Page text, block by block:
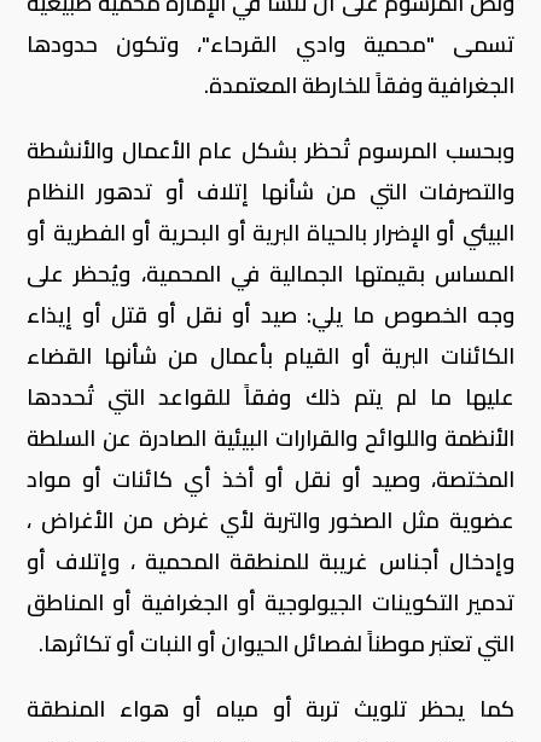
تسمى "محمية وادي القرحاء"، وتكون حدودها
الجغرافية وفقاً للخارطة المعتمدة.
وبحسب المرسوم تُحظر بشكل عام الأعمال والأنشطة
والتصرفات التي من شأنها إتلاف أو تدهور النظام
البيئي أو الإضرار بالحياة البرية أو البحرية أو الفطرية أو
المساس بقيمتها الجمالية في المحمية، ويُحظر على
وجه الخصوص ما يلي: صيد أو نقل أو قتل أو إيذاء
الكائنات البرية أو القيام بأعمال من شأنها القضاء
عليها ما لم يتم ذلك وفقاً للقواعد التي تُحددها
الأنظمة واللوائح والقرارات البيئية الصادرة عن السلطة
المختصة، وصيد أو نقل أو أخذ أي كائنات أو مواد
عضوية مثل الصخور والتربة لأي غرض من الأغراض ،
وإدخال أجناس غريبة للمنطقة المحمية ، وإتلاف أو
تدمير التكوينات الجيولوجية أو الجغرافية أو المناطق
التي تعتبر موطناً لفصائل الحيوان أو النبات أو تكاثرها.
كما يحظر تلويث تربة أو مياه أو هواء المنطقة